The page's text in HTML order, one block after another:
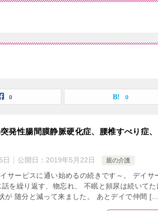
0 0
発性腸間膜静脈硬化症、腰椎すべり症
日 公開日： 2019年5月22日 親の介護
サービスに通い始めるの続きです～。 デイサ
を繰り返す、物忘れ、 不眠と頻尿は続いてた
が 随分と減って来ました。 あとデイで仲間